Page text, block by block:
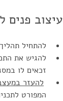
עיצוב פנים
להתחיל
להגיש את
זכאים לו
להעזר
המפורט